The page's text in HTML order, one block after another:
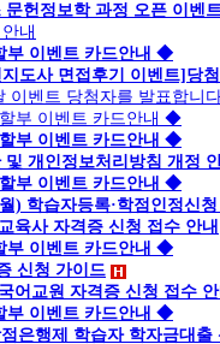
헌정보학 과정 오픈 이벤
내
부 이벤트 카드안내 ◆
도사 면접후기 이벤트]당
이벤트 당첨자를 발표합니
부 이벤트 카드안내 ◆
부 이벤트 카드안내 ◆
개인정보처리방침 개정
부 이벤트 카드안내 ◆
) 학습자등록·학점인정신
육사 자격증 신청 접수 안내
부 이벤트 카드안내 ◆
신청 가이드
어교원 자격증 신청 접수
부 이벤트 카드안내 ◆
은행제 학습자 학자금대출